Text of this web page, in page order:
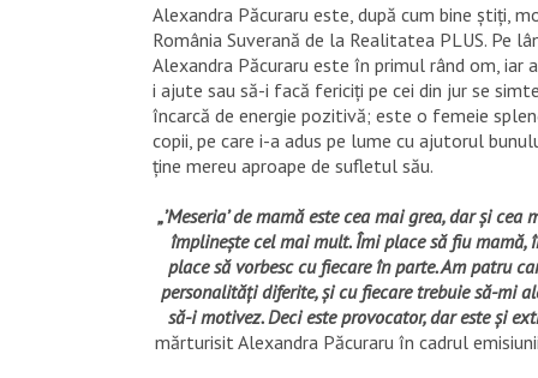
Alexandra Păcuraru este, după cum bine știți,
România Suverană de la Realitatea PLUS. Pe
Alexandra Păcuraru este în primul rând om, iar
i ajute sau să-i facă fericiți pe cei din jur se
încarcă de energie pozitivă; este o femeie
copii, pe care i-a adus pe lume cu ajutorul
ține mereu aproape de sufletul său.
„’Meseria’de mamă este cea mai grea, dar și cea
împlinește cel mai mult. Îmi place să fiu mamă,
place să vorbesc cu fiecare în parte. Am patru
personalități diferite, și cu fiecare trebuie să-mi
să-i motivez. Deci este provocator, dar este și
mărturisit Alexandra Păcuraru în cadrul